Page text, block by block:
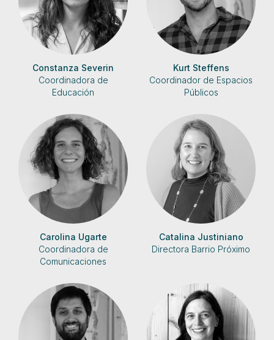
Constanza Severin
Coordinadora de
Educación
Kurt Steffens
Coordinador de Espacios
Públicos
Carolina Ugarte
Coordinadora de
Comunicaciones
Catalina Justiniano
Directora Barrio Próximo